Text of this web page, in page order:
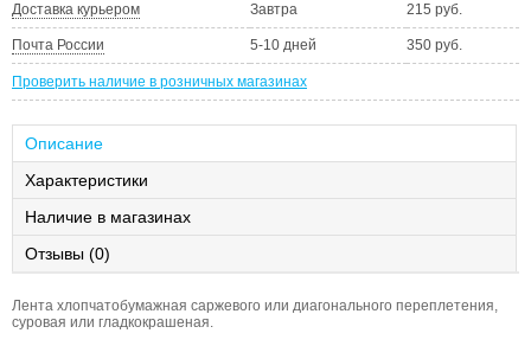
Доставка курьером Завтра 215 руб.
Почта России 5-10 дней 350 руб.
Проверить наличие в розничных магазинах
Описание
Характеристики
Наличие в магазинах
Отзывы (0)
Лента хлопчатобумажная саржевого или диагонального переплетения,
суровая или гладкокрашеная.